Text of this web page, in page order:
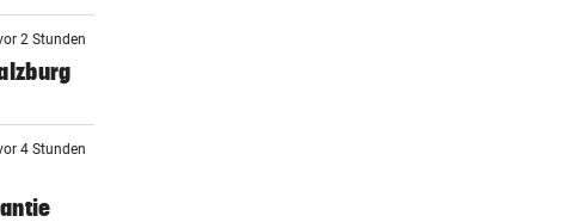
2 Stunden
4 Stunden